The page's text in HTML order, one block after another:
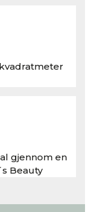
gjennom en
Beauty